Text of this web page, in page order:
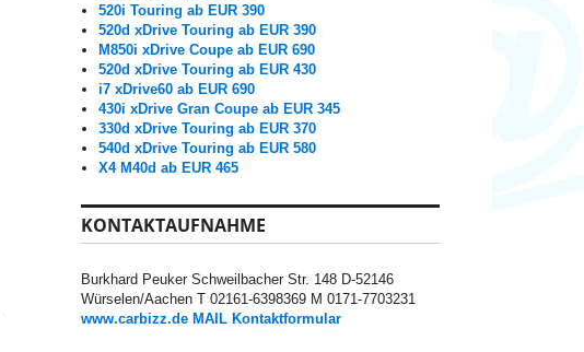
520i Touring ab EUR 390
520d xDrive Touring ab EUR 390
M850i xDrive Coupe ab EUR 690
520d xDrive Touring ab EUR 430
i7 xDrive60 ab EUR 690
430i xDrive Gran Coupe ab EUR 345
330d xDrive Touring ab EUR 370
540d xDrive Touring ab EUR 580
X4 M40d ab EUR 465
KONTAKTAUFNAHME
Burkhard Peuker Schweilbacher Str. 148 D-52146
Würselen/Aachen T 02161-6398369 M 0171-7703231
www.carbizz.de MAIL Kontaktformular